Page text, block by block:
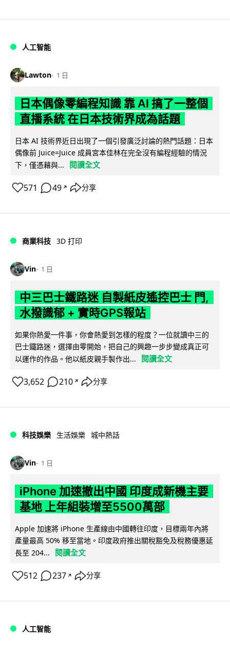
人工智能
Lawton 1 日
日本偶像零編程知識 靠 AI 搞了一整個
直播系統 在日本技術界成為話題
日本 AI 技術界近日出現了一個引發廣泛討論的熱門話題：日本
偶像前 Juice=Juice 成員宮本佳林在完全沒有編程經驗的情況
下，僅憑藉與...
閱讀全文
571 49 ↗ 分享
商業科技 3D 打印
Vin 1 日
中三巴士鐵路迷 自製紙皮遙控巴士 門,
水撥識郁 + 實時GPS報站
如果你熱愛一件事，你會熱愛到怎樣的程度？一位就讀中三的
巴士鐵路迷，選擇由零開始，把自己的興趣一步步變成真正可
以運作的作品。他以紙皮親手製作出...
閱讀全文
3,652 210 ↗ 分享
科技娛樂 生活娛樂 城中熱話
Vin 1 日
iPhone 加速撤出中國 印度成新機主要
基地 上年組裝增至5500萬部
Apple 加速將 iPhone 生產線由中國轉往印度，目標兩年內將
產量最高 50% 移至當地。印度政府推出關稅豁免及稅務優惠延
長至 204...
閱讀全文
512 237 ↗ 分享
人工智能